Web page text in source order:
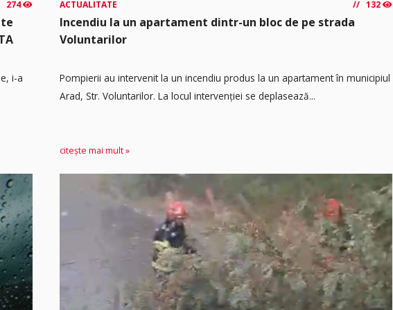
274
i-a
ACTUALITATE 132
Incendiu la un apartament dintr-un bloc de pe strada
Voluntarilor
Pompierii au intervenit la un incendiu produs la un apartament în municipiul
Arad, Str. Voluntarilor. La locul intervenției se deplasează...
citește mai mult »